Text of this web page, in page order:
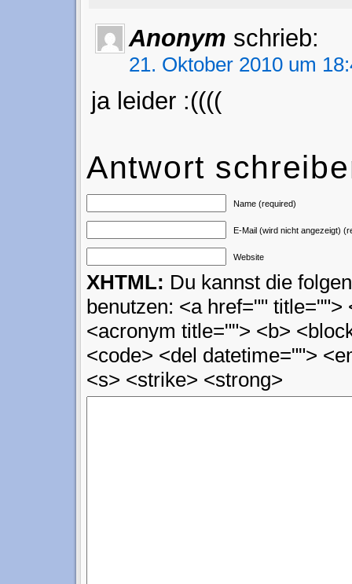
Anonym schrieb:
21. Oktober 2010 um
ja leider :((((
Antwort
Name (required)
E-Mail (wird nicht angezeigt)
Website
XHTML: Du kannst die
benutzen: <a href="" title="">
<acronym title=""> <b>
<code> <del datetime="">
<s> <strike> <strong>